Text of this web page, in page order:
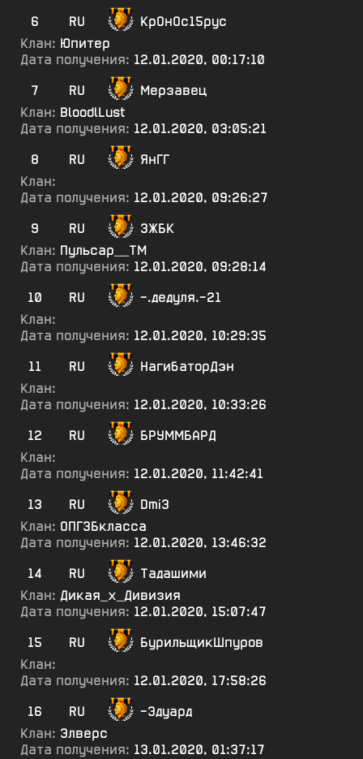
6
RU
КрОнОс15рус
Клан: Юпитер
Дата получения: 12.01.2020, 00:17:10
7
RU
Мерзавец
Клан: BloodlLust
Дата получения: 12.01.2020, 03:05:21
8
RU
ЯнГГ
Клан:
Дата получения: 12.01.2020, 09:26:27
9
RU
ЗЖБК
Клан: Пульсар__ТМ
Дата получения: 12.01.2020, 09:28:14
10
RU
-.дедуля.-21
Клан:
Дата получения: 12.01.2020, 10:29:35
11
RU
НагибаторДэн
Клан:
Дата получения: 12.01.2020, 10:33:26
12
RU
БРУММБАРД
Клан:
Дата получения: 12.01.2020, 11:42:41
13
RU
Dmi3
Клан: ОПГ3Бкласса
Дата получения: 12.01.2020, 13:46:32
14
RU
Тадашими
Клан: Дикая_х_Дивизия
Дата получения: 12.01.2020, 15:07:47
15
RU
БурильщикШпуров
Клан:
Дата получения: 12.01.2020, 17:58:26
16
RU
-Эдуард
Клан: Элверс
Дата получения: 13.01.2020, 01:37:17